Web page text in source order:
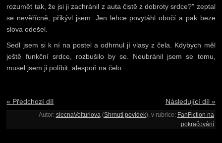
rozumět tak, že jsi ji zachránil z auta čistě z dobroty srdce?" zeptal
se nevěřícně, přikývl jsem. Jen lehce povytáhl obočí a pak beze
slova odešel.
Sedl jsem si k ní na postel a odhrnul jí vlasy z čela. Kdybych měl
ještě funkční srdce, rozbušilo by se. Neubránil jsem se tomu,
musel jsem ji políbit, alespoň na čelo.
« Předchozí díl Následující díl »
Autor: slecnaVolturiova(Shrnutí povídek), v rubrice: FanFiction na
pokračování